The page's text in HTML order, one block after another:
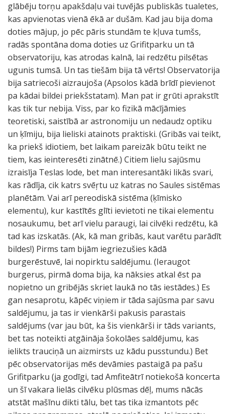
glābēju torņu apakšdaļu vai tuvējās publiskās tualetes,
kas apvienotas vienā ēkā ar dušām. Kad jau bija doma
doties mājup, jo pēc pāris stundām te kļuva tumšs,
radās spontāna doma doties uz Grifitparku un tā
observatoriju, kas atrodas kalnā, lai redzētu pilsētas
ugunis tumsā. Un tas tiešām bija tā vērts! Observatorija
bija satriecoši aizraujoša (Apsolos kādā brīdī pievienot
pa kādai bildei priekšstatam). Man pat ir grūti aprakstīt
kas tik tur nebija. Viss, par ko fizikā mācījāmies
teoretiski, saistībā ar astronomiju un nedaudz optiku
un ķīmiju, bija lieliski atainots praktiski. (Gribās vai teikt,
ka priekš idiotiem, bet laikam pareizāk būtu teikt ne
tiem, kas ieinteresēti zinātnē.) Citiem lielu sajūsmu
izraisīja Teslas lode, bet man interesantāki likās svari,
kas rādīja, cik katrs svēŗtu uz katras no Saules sistēmas
planētām. Vai arī pereodiskā sistēma (ķīmisko
elementu), kur kastītēs glīti ievietoti ne tikai elementu
nosaukumu, bet arī vielu paraugi, lai cilvēki redzētu, kā
tad kas izskatās. (Ak, kā man gribās, kaut varētu parādīt
bildes!) Pirms tam bijām iegriezušies kādā
burgerēstuvē, lai nopirktu saldējumu. (Ieraugot
burgerus, pirmā doma bija, ka nāksies atkal ēst pa
nopietno un gribējās skriet laukā no tās iestādes.) Es
gan nesaprotu, kāpēc viņiem ir tāda sajūsma par savu
saldējumu, ja tas ir vienkārši pakusis parastais
saldējums (var jau būt, ka šis vienkārši ir tāds variants,
bet tas noteikti atgāināja šokolāes saldējumu, kas
ielikts trauciņā un aizmirsts uz kādu pusstundu.) Bet
pēc observatorijas mēs devāmies pastaigā pa pašu
Grifitparku (ja godīgi, tad Amfiteātrī notiekošā koncerta
un šī vakara lielās cilvēku plūsmas dēļ, mums nācās
atstāt mašīnu dikti tālu, bet tas tika izmantots pēc